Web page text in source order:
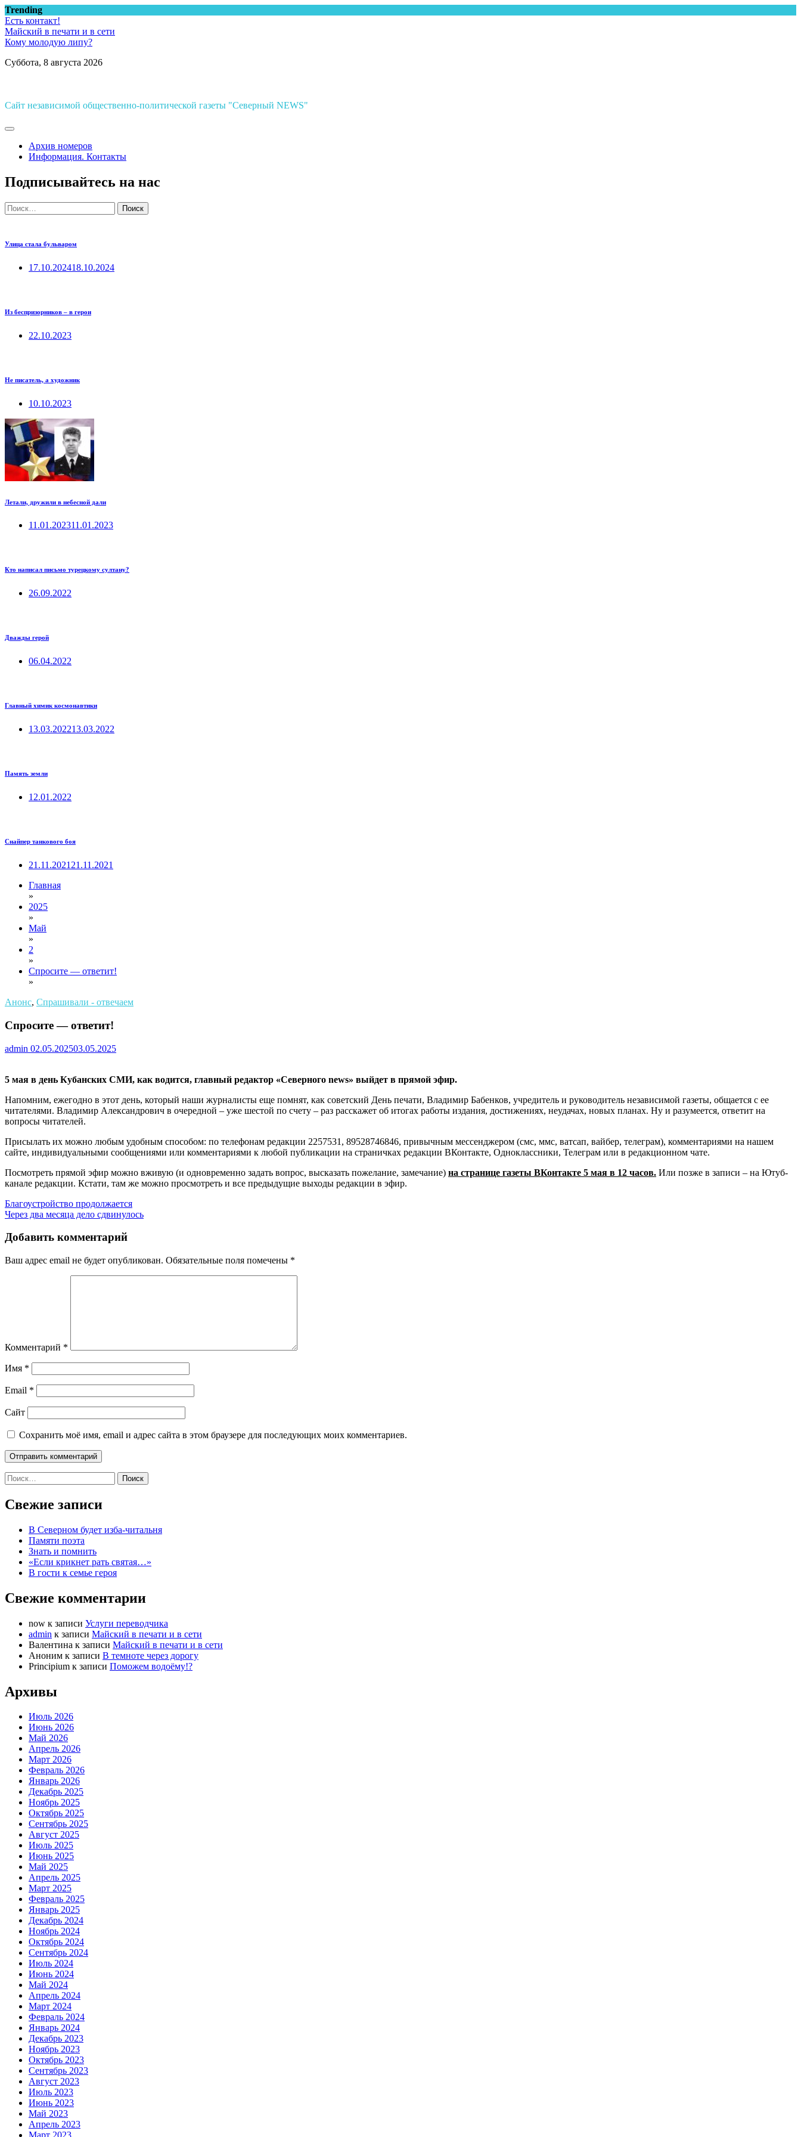
Перейти
к
содержимому
Trending
Есть контакт!
Майский в печати и в сети
Кому молодую липу?
Суббота, 8 августа 2026
Сайт независимой общественно-политической газеты "Северный NEWS"
Архив номеров
Информация. Контакты
Подписывайтесь на нас
Найти:
Улица стала бульваром
17.10.202418.10.2024
Из беспризорников – в герои
22.10.2023
Не писатель, а художник
10.10.2023
Летали, дружили в небесной дали
11.01.202311.01.2023
Кто написал письмо турецкому султану?
26.09.2022
Дважды герой
06.04.2022
Главный химик космонавтики
13.03.202213.03.2022
Память земли
12.01.2022
Снайпер танкового боя
21.11.2021 21.11.2021
Главная
»
2025
»
Май
»
2
»
Спросите — ответит!
»
Анонс, Спрашивали - отвечаем
Спросите — ответит!
admin 02.05.202503.05.2025
5 мая в день Кубанских СМИ, как водится, главный редактор «Северного news» выйдет в прямой эфир.
Напомним, ежегодно в этот день, который наши журналисты еще помнят, как советский День печати, Владимир Бабенков, учредитель и руководитель независимой газеты, общается с ее
читателями. Владимир Александрович в очередной – уже шестой по счету – раз расскажет об итогах работы издания, достижениях, неудачах, новых планах. Ну и разумеется, ответит на
вопросы читателей.
Присылать их можно любым удобным способом: по телефонам редакции 2257531, 89528746846, привычным мессенджером (смс, ммс, ватсап, вайбер, телеграм), комментариями на нашем
сайте, индивидуальными сообщениями или комментариями к любой публикации на страничках редакции ВКонтакте, Одноклассники, Телеграм или в редакционном чате.
Посмотреть прямой эфир можно вживую (и одновременно задать вопрос, высказать пожелание, замечание) на странице газеты ВКонтакте 5 мая в 12 часов. Или позже в записи – на Ютуб-
канале редакции. Кстати, там же можно просмотреть и все предыдущие выходы редакции в эфир.
Навигация
по
записям
Благоустройство продолжается
Через два месяца дело сдвинулось
Добавить комментарий
Ваш адрес email не будет опубликован. Обязательные поля помечены *
Комментарий *
Имя *
Email *
Сайт
Сохранить моё имя, email и адрес сайта в этом браузере для последующих моих комментариев.
Найти:
Свежие записи
В Северном будет изба-читальня
Памяти поэта
Знать и помнить
«Если крикнет рать святая…»
В гости к семье героя
Свежие комментарии
now к записи Услуги переводчика
admin к записи Майский в печати и в сети
Валентина к записи Майский в печати и в сети
Аноним к записи В темноте через дорогу
Principium к записи Поможем водоёму!?
Архивы
Июль 2026
Июнь 2026
Май 2026
Апрель 2026
Март 2026
Февраль 2026
Январь 2026
Декабрь 2025
Ноябрь 2025
Октябрь 2025
Сентябрь 2025
Август 2025
Июль 2025
Июнь 2025
Май 2025
Апрель 2025
Март 2025
Февраль 2025
Январь 2025
Декабрь 2024
Ноябрь 2024
Октябрь 2024
Сентябрь 2024
Июль 2024
Июнь 2024
Май 2024
Апрель 2024
Март 2024
Февраль 2024
Январь 2024
Декабрь 2023
Ноябрь 2023
Октябрь 2023
Сентябрь 2023
Август 2023
Июль 2023
Июнь 2023
Май 2023
Апрель 2023